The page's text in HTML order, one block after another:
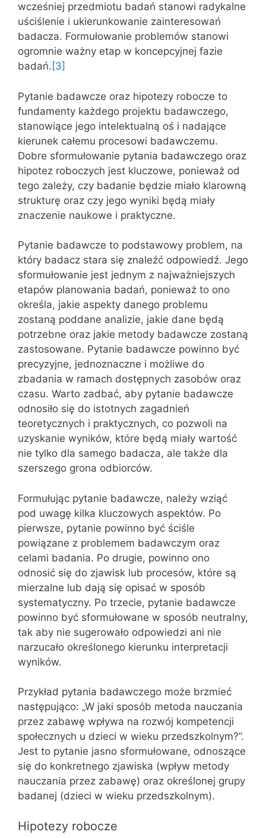
wcześniej przedmiotu badań stanowi radykalne
uściślenie i ukierunkowanie zainteresowań
badacza. Formułowanie problemów stanowi
ogromnie ważny etap w koncepcyjnej fazie
badań. [3]
Pytanie badawcze oraz hipotezy robocze to
fundamenty każdego projektu badawczego,
stanowiące jego intelektualną oś i nadające
kierunek całemu procesowi badawczemu.
Dobre sformułowanie pytania badawczego oraz
hipotez roboczych jest kluczowe, ponieważ od
tego zależy, czy badanie będzie miało klarowną
strukturę oraz czy jego wyniki będą miały
znaczenie naukowe i praktyczne.
Pytanie badawcze to podstawowy problem, na
który badacz stara się znaleźć odpowiedź. Jego
sformułowanie jest jednym z najważniejszych
etapów planowania badań, ponieważ to ono
określa, jakie aspekty danego problemu
zostaną poddane analizie, jakie dane będą
potrzebne oraz jakie metody badawcze zostaną
zastosowane. Pytanie badawcze powinno być
precyzyjne, jednoznaczne i możliwe do
zbadania w ramach dostępnych zasobów oraz
czasu. Warto zadbać, aby pytanie badawcze
odnosiło się do istotnych zagadnień
teoretycznych i praktycznych, co pozwoli na
uzyskanie wyników, które będą miały wartość
nie tylko dla samego badacza, ale także dla
szerszego grona odbiorców.
Formułując pytanie badawcze, należy wziąć
pod uwagę kilka kluczowych aspektów. Po
pierwsze, pytanie powinno być ściśle
powiązane z problemem badawczym oraz
celami badania. Po drugie, powinno ono
odnosić się do zjawisk lub procesów, które są
mierzalne lub dają się opisać w sposób
systematyczny. Po trzecie, pytanie badawcze
powinno być sformułowane w sposób neutralny,
tak aby nie sugerowało odpowiedzi ani nie
narzucało określonego kierunku interpretacji
wyników.
Przykład pytania badawczego może brzmieć
następująco: „W jaki sposób metoda nauczania
przez zabawę wpływa na rozwój kompetencji
społecznych u dzieci w wieku przedszkolnym?”.
Jest to pytanie jasno sformułowane, odnoszące
się do konkretnego zjawiska (wpływ metody
nauczania przez zabawę) oraz określonej grupy
badanej (dzieci w wieku przedszkolnym).
Hipotezy robocze